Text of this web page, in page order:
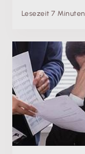
Lesezeit 7 Minuten